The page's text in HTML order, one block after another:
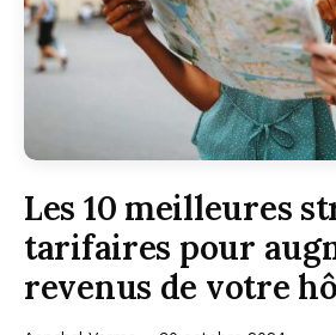
Les 10 meilleures
tarifaires pour
revenus de votre